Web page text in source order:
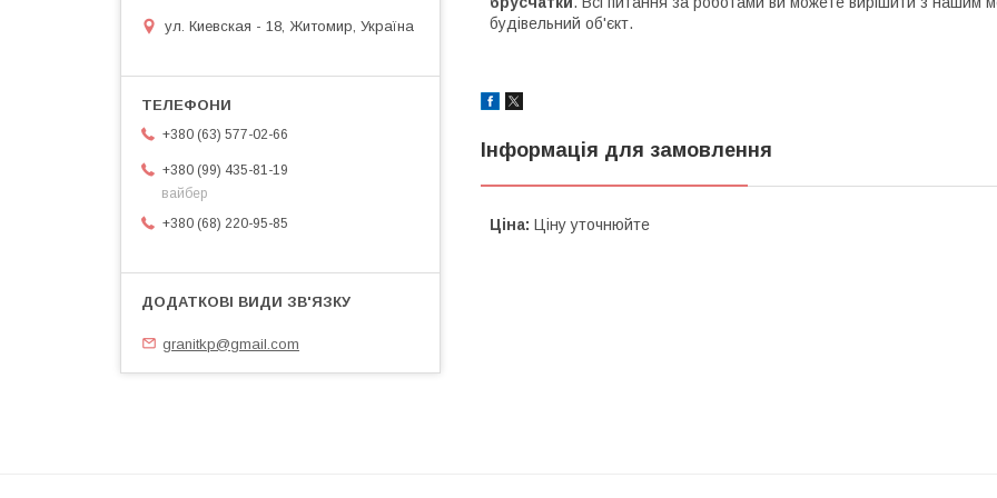
будівельний об'єкт.
Інформація для замовлення
Ціна: Ціну уточнюйте
ул. Киевская - 18, Житомир, Україна
+380 (63) 577-02-66
+380 (99) 435-81-19
вайбер
+380 (68) 220-95-85
granitkp@gmail.com